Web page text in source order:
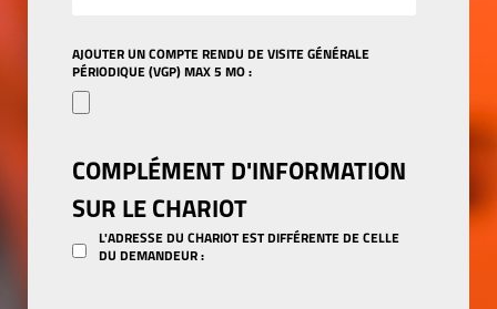
AJOUTER UN COMPTE RENDU DE VISITE GÉNÉRALE
PÉRIODIQUE (VGP) MAX 5 MO :
COMPLÉMENT D'INFORMATION
SUR LE CHARIOT
L'ADRESSE DU CHARIOT EST DIFFÉRENTE DE CELLE
DU DEMANDEUR :